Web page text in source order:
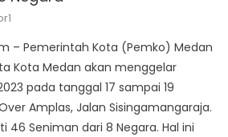
– Pemerintah Kota (Pemko) Medan
Kota Medan akan menggelar
pada tanggal 17 sampai 19
Amplas, Jalan Sisingamangaraja.
46 Seniman dari 8 Negara. Hal ini